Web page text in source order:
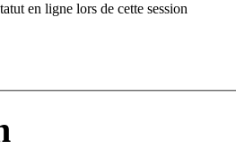
en ligne lors de cette session